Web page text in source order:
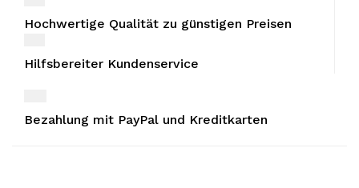
Hochwertige Qualität zu günstigen Preisen
Hilfsbereiter Kundenservice
Bezahlung mit PayPal und Kreditkarten